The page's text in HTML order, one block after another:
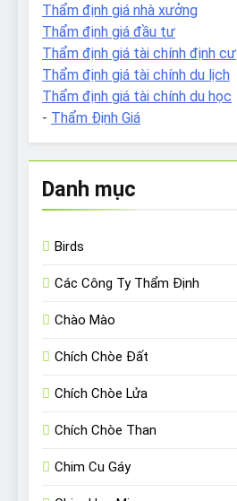
Thẩm định giá nhà xưởng
Thẩm định giá đầu tư
Thẩm định giá tài chính định cư
Thẩm định giá tài chính du lịch
Thẩm định giá tài chính du học
- Thẩm Định Giá
Danh mục
Birds
Các Công Ty Thẩm Định
Chào Mào
Chích Chòe Đất
Chích Chòe Lửa
Chích Chòe Than
Chim Cu Gáy